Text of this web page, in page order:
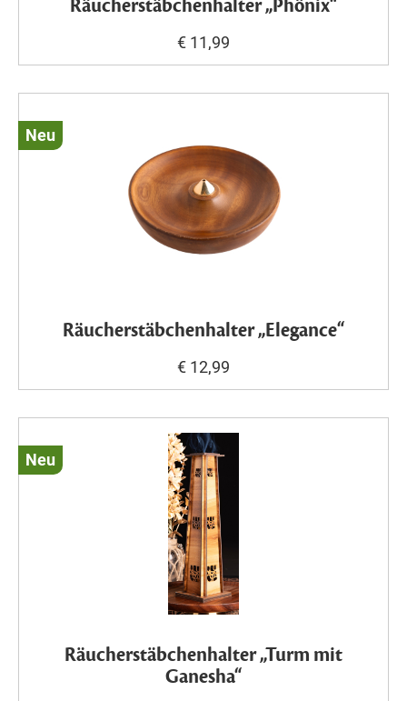
Räucherstäbchenhalter „Phönix“
€ 11,99
Neu
Räucherstäbchenhalter „Elegance“
€ 12,99
Neu
Räucherstäbchenhalter „Turm mit
Ganesha“